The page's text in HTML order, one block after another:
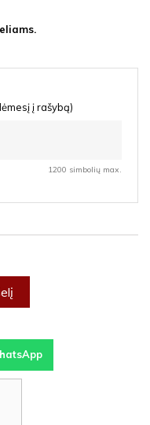
į rašybą)
1200 simbolių max.